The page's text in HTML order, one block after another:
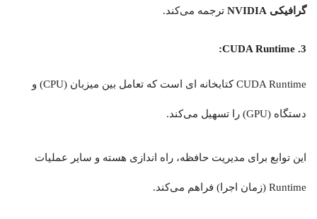
گرافیکی NVIDIA ترجمه می‌کند.
3. CUDA Runtime:
CUDA Runtime کتابخانه ای است که تعامل بین میزبان (CPU) و
دستگاه (GPU) را تسهیل می‌کند.
این توابع برای مدیریت حافظه، راه اندازی هسته و سایر عملیات
Runtime (زمان اجرا) فراهم می‌کند.